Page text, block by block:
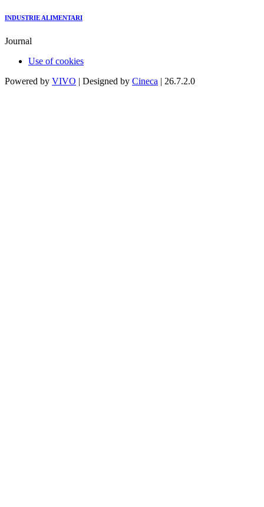
INDUSTRIE ALIMENTARI
Journal
Use of cookies
Powered by VIVO | Designed by Cineca | 26.7.2.0